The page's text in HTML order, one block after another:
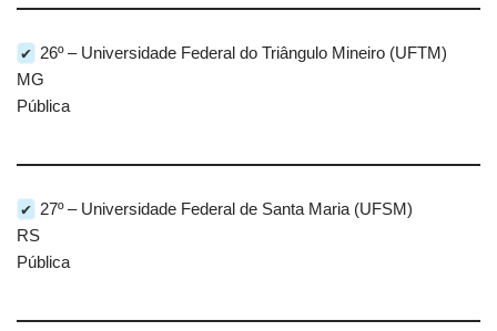
✔ 26º – Universidade Federal do Triângulo Mineiro (UFTM)
MG
Pública
✔ 27º – Universidade Federal de Santa Maria (UFSM)
RS
Pública